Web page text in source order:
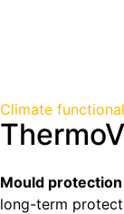
Climate
Mould protection
long-term